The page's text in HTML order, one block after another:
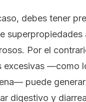
debes tener
superpropiedades
Por el
excesivas —como
puede
digestivo y